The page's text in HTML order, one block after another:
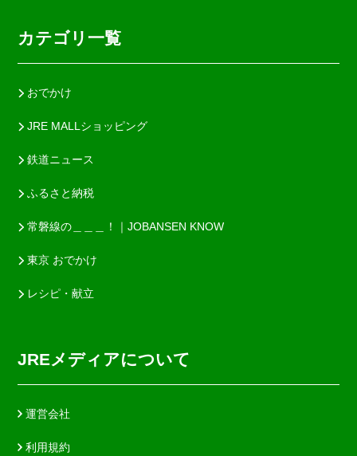
カテゴリ一覧
おでかけ
JRE MALLショッピング
鉄道ニュース
ふるさと納税
常磐線の＿＿＿！｜JOBANSEN KNOW
東京 おでかけ
レシピ・献立
JREメディアについて
運営会社
利用規約